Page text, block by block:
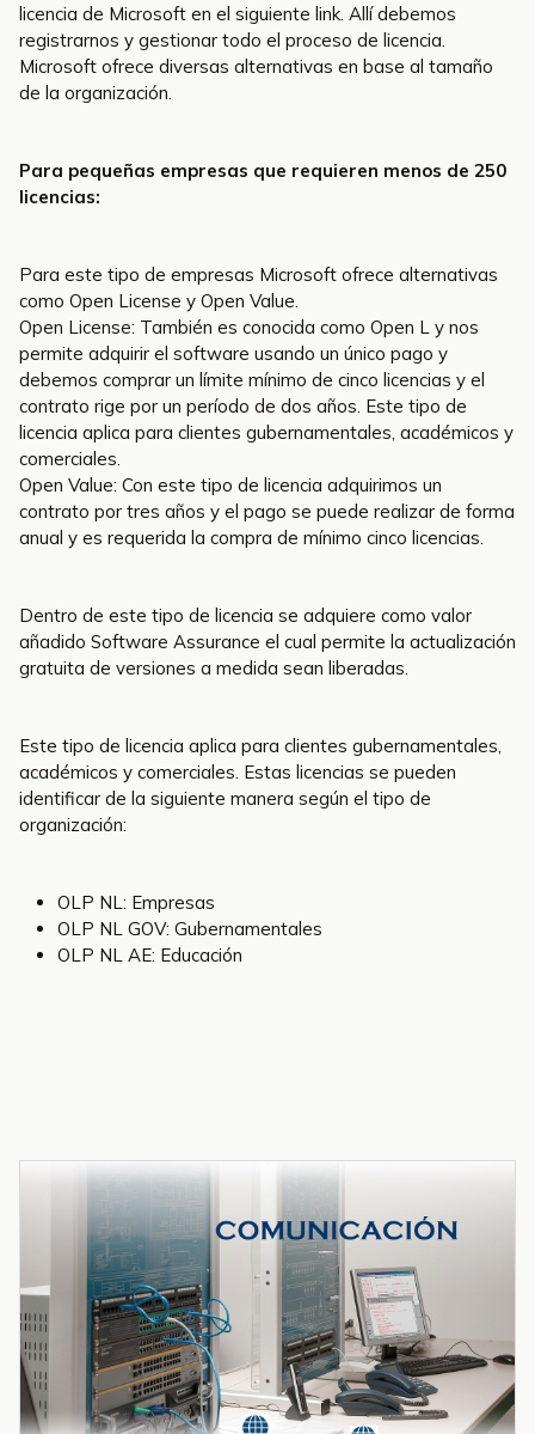
licencia de Microsoft en el siguiente link. Allí debemos
registrarnos y gestionar todo el proceso de licencia.
Microsoft ofrece diversas alternativas en base al tamaño
de la organización.
Para pequeñas empresas que requieren menos de 250
licencias:
Para este tipo de empresas Microsoft ofrece alternativas
como Open License y Open Value.
Open License: También es conocida como Open L y nos
permite adquirir el software usando un único pago y
debemos comprar un límite mínimo de cinco licencias y el
contrato rige por un período de dos años. Este tipo de
licencia aplica para clientes gubernamentales, académicos y
comerciales.
Open Value: Con este tipo de licencia adquirimos un
contrato por tres años y el pago se puede realizar de forma
anual y es requerida la compra de mínimo cinco licencias.
Dentro de este tipo de licencia se adquiere como valor
añadido Software Assurance el cual permite la actualización
gratuita de versiones a medida sean liberadas.
Este tipo de licencia aplica para clientes gubernamentales,
académicos y comerciales. Estas licencias se pueden
identificar de la siguiente manera según el tipo de
organización:
OLP NL: Empresas
OLP NL GOV: Gubernamentales
OLP NL AE: Educación